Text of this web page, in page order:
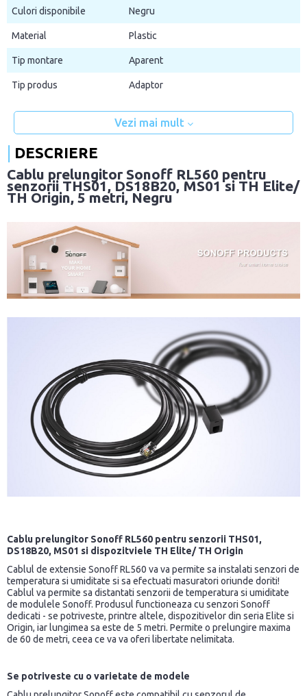
Culori disponibile Negru
Material Plastic
Tip montare Aparent
Tip produs Adaptor
Vezi mai mult
DESCRIERE
Cablu prelungitor Sonoff RL560 pentru
senzorii THS01, DS18B20, MS01 si TH Elite/
TH Origin, 5 metri, Negru
Cablu prelungitor Sonoff RL560 pentru senzorii THS01,
DS18B20, MS01 si dispozitviele TH Elite/ TH Origin
Cablul de extensie Sonoff RL560 va va permite sa instalati senzori de
temperatura si umiditate si sa efectuati masuratori oriunde doriti!
Cablul va permite sa distantati senzorii de temperatura si umiditate
de modulele Sonoff. Produsul functioneaza cu senzori Sonoff
dedicati - se potriveste, printre altele, dispozitivelor din seria Elite si
Origin, iar lungimea sa este de 5 metri. Permite o prelungire maxima
de 60 de metri, ceea ce va va oferi libertate nelimitata.
Se potriveste cu o varietate de modele